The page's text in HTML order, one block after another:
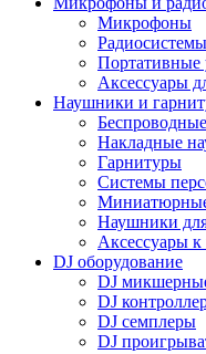
Микрофоны
Радиосистемы
Портативные
Аксессуары
Наушники и
Накладные
Гарнитуры
Системы
Наушники
Аксессуары
DJ оборудование
DJ
DJ
DJ семплеры
DJ